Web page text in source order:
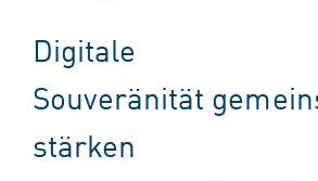
Digitale
Souveränität
stärken